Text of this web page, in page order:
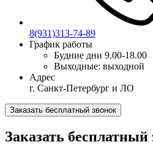
8(931)313-74-89
График работы
Будние дни 9.00-18.00
Выходные: выходной
Адрес
г. Санкт-Петербург и ЛО
Заказать бесплатный звонок
Заказать бесплатный